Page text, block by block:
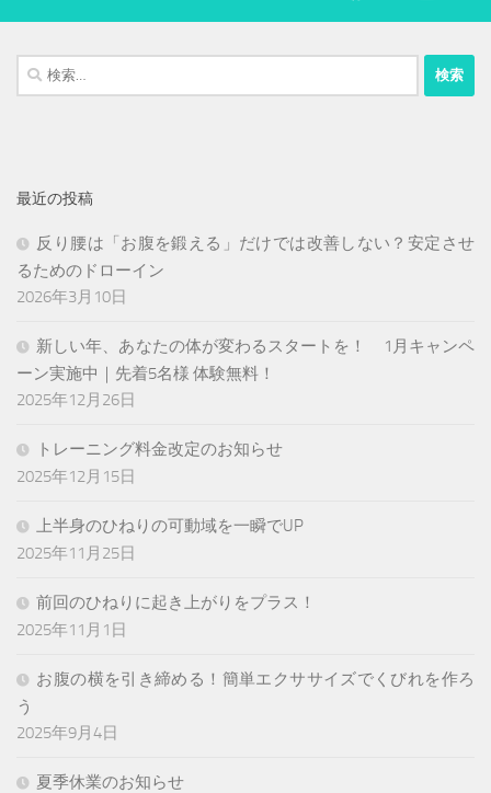
検
索:
最近の投稿
反り腰は「お腹を鍛える」だけでは改善しない？安定させ
るためのドローイン
2026年3月10日
新しい年、あなたの体が変わるスタートを！ 1月キャンペ
ーン実施中｜先着5名様 体験無料！
2025年12月26日
トレーニング料金改定のお知らせ
2025年12月15日
上半身のひねりの可動域を一瞬でUP
2025年11月25日
前回のひねりに起き上がりをプラス！
2025年11月1日
お腹の横を引き締める！簡単エクササイズでくびれを作ろ
う
2025年9月4日
夏季休業のお知らせ